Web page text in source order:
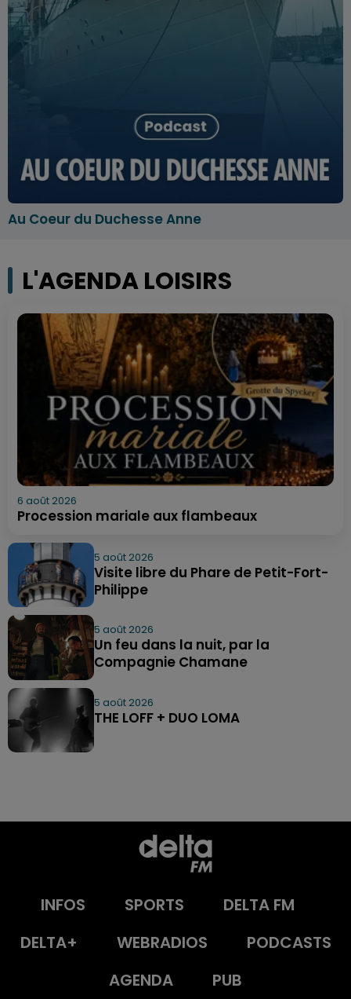
Au Coeur du Duchesse Anne
L'AGENDA LOISIRS
6 août 2026
Procession mariale aux flambeaux
5 août 2026
Visite libre du Phare de Petit-Fort-
Philippe
5 août 2026
Un feu dans la nuit, par la
Compagnie Chamane
5 août 2026
THE LOFF + DUO LOMA
INFOS SPORTS
DELTA FM
DELTA+
WEBRADIOS
PODCASTS
AGENDA
PUB